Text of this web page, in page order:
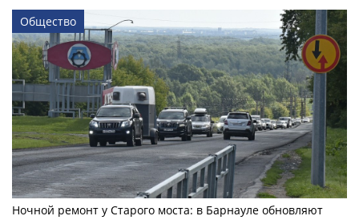
Общество
Ночной ремонт у Старого моста: в Барнауле обновляют